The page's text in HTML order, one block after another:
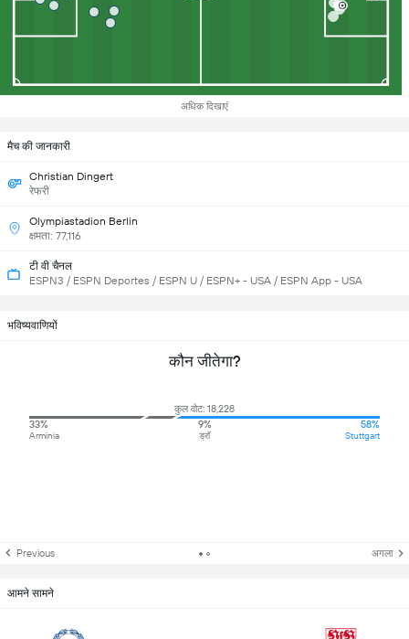
अधिक दिखाएं
मैच की जानकारी
Christian Dingert
रेफरी
Olympiastadion Berlin
क्षमता: 77,116
टी वी चैनल
ESPN3 / ESPN Deportes / ESPN U / ESPN+ - USA / ESPN App - USA
भविष्यवाणियों
कौन जीतेगा?
कुल वोट: 18,228
33%
Arminia
9%
ड्रॉ
58%
Stuttgart
Previous अगला
आमने सामने